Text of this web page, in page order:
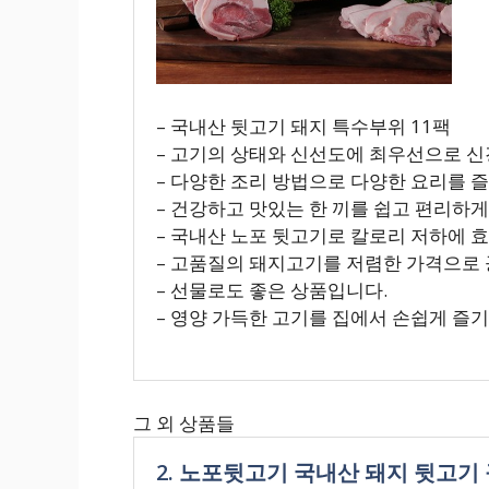
– 국내산 뒷고기 돼지 특수부위 11팩
– 고기의 상태와 신선도에 최우선으로
– 다양한 조리 방법으로 다양한 요리를
– 건강하고 맛있는 한 끼를 쉽고 편리하
– 국내산 노포 뒷고기로 칼로리 저하에
– 고품질의 돼지고기를 저렴한 가격으로
– 선물로도 좋은 상품입니다.
– 영양 가득한 고기를 집에서 손쉽게 즐
그 외 상품들
2. 노포뒷고기 국내산 돼지 뒷고